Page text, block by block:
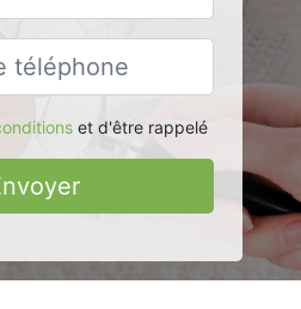
et d'être rappelé